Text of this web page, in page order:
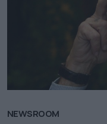
NEWSROOM